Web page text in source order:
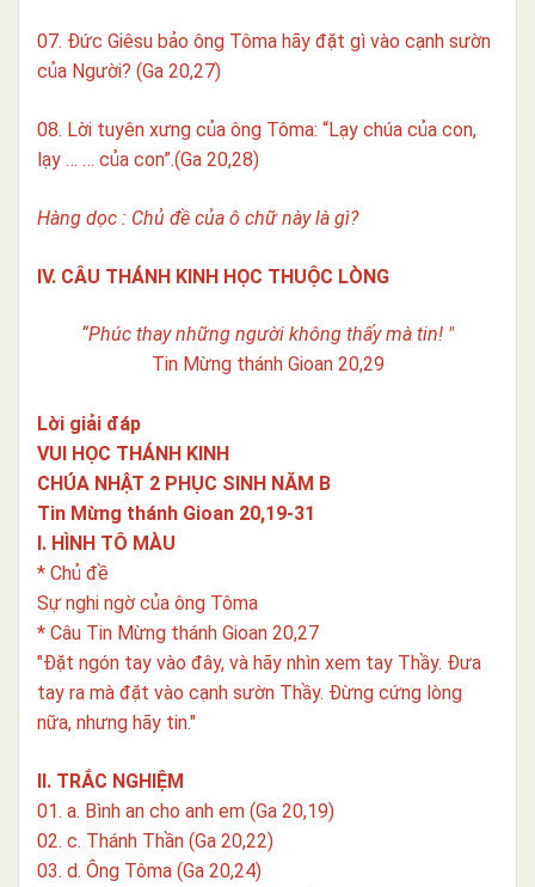
07. Đức Giêsu bảo ông Tôma hãy đặt gì vào cạnh sườn
của Người? (Ga 20,27)
08. Lời tuyên xưng của ông Tôma: “Lạy chúa của con,
lạy … … của con”.(Ga 20,28)
Hàng dọc : Chủ đề của ô chữ này là gì?
IV. CÂU THÁNH KINH HỌC THUỘC LÒNG
“Phúc thay những người không thấy mà tin! "
Tin Mừng thánh Gioan 20,29
Lời giải đáp
VUI HỌC THÁNH KINH
CHÚA NHẬT 2 PHỤC SINH NĂM B
Tin Mừng thánh Gioan 20,19-31
I. HÌNH TÔ MÀU
* Chủ đề
Sự nghi ngờ của ông Tôma
* Câu Tin Mừng thánh Gioan 20,27
"Đặt ngón tay vào đây, và hãy nhìn xem tay Thầy. Đưa
tay ra mà đặt vào cạnh sườn Thầy. Đừng cứng lòng
nữa, nhưng hãy tin."
II. TRẮC NGHIỆM
01. a. Bình an cho anh em (Ga 20,19)
02. c. Thánh Thần (Ga 20,22)
03. d. Ông Tôma (Ga 20,24)